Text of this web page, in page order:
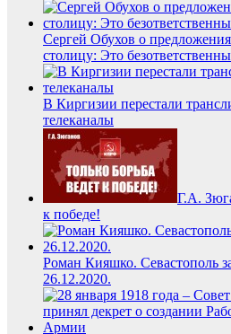
Сергей Обухов о
столицу: Это
В Киргизии перестали
телеканалы
Г.А.
к победе!
Роман Кияшко. Севастополь
26.12.2020.